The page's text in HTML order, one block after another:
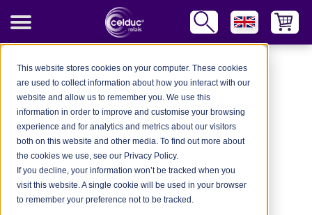
This website stores cookies on your computer. These cookies
are used to collect information about how you interact with our
website and allow us to remember you. We use this
information in order to improve and customise your browsing
experience and for analytics and metrics about our visitors
both on this website and other media. To find out more about
the cookies we use, see our Privacy Policy.
If you decline, your information won’t be tracked when you
visit this website. A single cookie will be used in your browser
to remember your preference not to be tracked.
INGÉNIEUR
MÉCANICIEN /
INDUSTRIEL (H/F)
Annonce mise en ligne le 20/01/2026